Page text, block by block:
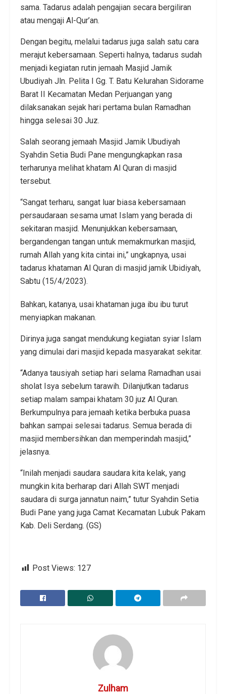
sama. Tadarus adalah pengajian secara bergiliran
atau mengaji Al-Qur’an.
Dengan begitu, melalui tadarus juga salah satu cara
merajut kebersamaan. Seperti halnya, tadarus sudah
menjadi kegiatan rutin jemaah Masjid Jamik
Ubudiyah Jln. Pelita I Gg. T. Batu Kelurahan Sidorame
Barat II Kecamatan Medan Perjuangan yang
dilaksanakan sejak hari pertama bulan Ramadhan
hingga selesai 30 Juz.
Salah seorang jemaah Masjid Jamik Ubudiyah
Syahdin Setia Budi Pane mengungkapkan rasa
terharunya melihat khatam Al Quran di masjid
tersebut.
“Sangat terharu, sangat luar biasa kebersamaan
persaudaraan sesama umat Islam yang berada di
sekitaran masjid. Menunjukkan kebersamaan,
bergandengan tangan untuk memakmurkan masjid,
rumah Allah yang kita cintai ini,” ungkapnya, usai
tadarus khataman Al Quran di masjid jamik Ubidiyah,
Sabtu (15/4/2023).
Bahkan, katanya, usai khataman juga ibu ibu turut
menyiapkan makanan.
Dirinya juga sangat mendukung kegiatan syiar Islam
yang dimulai dari masjid kepada masyarakat sekitar.
“Adanya tausiyah setiap hari selama Ramadhan usai
sholat Isya sebelum tarawih. Dilanjutkan tadarus
setiap malam sampai khatam 30 juz Al Quran.
Berkumpulnya para jemaah ketika berbuka puasa
bahkan sampai selesai tadarus. Semua berada di
masjid membersihkan dan memperindah masjid,”
jelasnya.
“Inilah menjadi saudara saudara kita kelak, yang
mungkin kita berharap dari Allah SWT menjadi
saudara di surga jannatun naim,” tutur Syahdin Setia
Budi Pane yang juga Camat Kecamatan Lubuk Pakam
Kab. Deli Serdang. (GS)
Post Views: 127
Zulham